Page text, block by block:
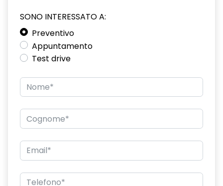
SONO INTERESSATO A:
Preventivo
Appuntamento
Test drive